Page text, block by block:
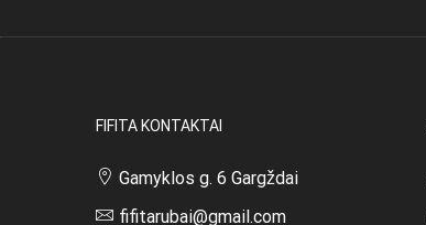
FIFITA KONTAKTAI
Gamyklos g. 6 Gargždai
fifitarubai@gmail.com